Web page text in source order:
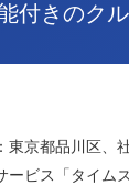
付きのク
京都品川区、
ービス「タイム